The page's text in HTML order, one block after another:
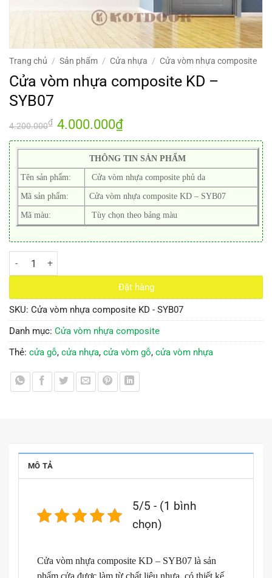
Trang chủ / Sản phẩm / Cửa nhựa / Cửa vòm nhựa composite
Cửa vòm nhựa composite KD –
SYB07
4.200.000₫ Giá
gốc
là:
4.200.000₫.
4.000.000₫Giá
tại
là:
4.000.000₫.
THÔNG TIN SẢN PHẨM
Tên sản phẩm: Cửa vòm nhựa composite phủ da
Mã sản phẩm: Cửa vòm nhựa composite KD – SYB07
Mã màu: Tùy chọn theo bảng màu
Cửa vòm nhựa composite KD - SYB07 số lượng
Đặt hàng
SKU: Cửa vòm nhựa composite KD - SYB07
Danh mục: Cửa vòm nhựa composite
Thẻ: cửa gỗ, cửa nhựa, cửa vòm gỗ, cửa vòm nhựa
MÔ TẢ
5/5 - (1 bình
chọn)
Cửa vòm nhựa composite KD – SYB07 là sản
phẩm cửa được làm từ chất liệu nhựa, có thiết kế